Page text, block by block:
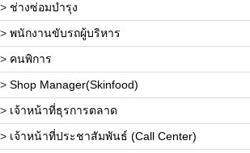
> ช่างซ่อมบำรุง
> พนักงานขับรถผู้บริหาร
> คนพิการ
> Shop Manager(Skinfood)
> เจ้าหน้าที่ธุรการตลาด
> เจ้าหน้าที่ประชาสัมพันธ์ (Call Center)